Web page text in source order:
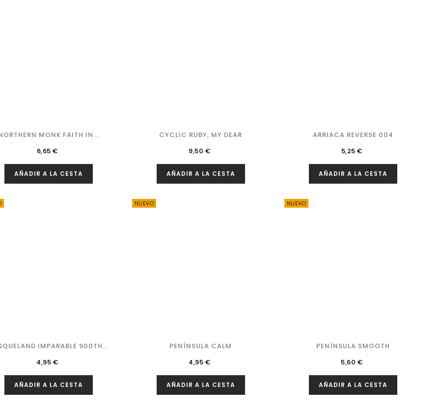
MONK FAITH IN...
Precio
6,65 €
AÑADIR A LA CESTA
CYCLIC RUBY, MY DEAR
Precio
9,50 €
AÑADIR A LA CESTA
ARRIACA REVERSE 004
Precio
5,25 €
AÑADIR A LA CESTA
IMPARABLE 900TH...
Precio
4,95 €
AÑADIR A LA CESTA
NUEVO
PENÍNSULA CALM
Precio
4,95 €
AÑADIR A LA CESTA
NUEVO
PENÍNSULA SMOOTH
Precio
5,60 €
AÑADIR A LA CESTA